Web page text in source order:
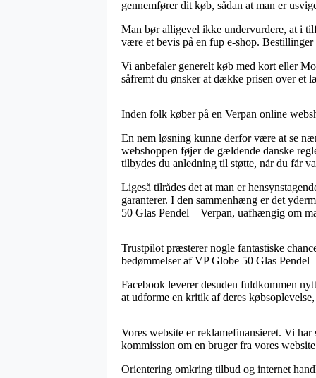
gennemfører dit køb, sådan at man er
Man bør alligevel ikke undervurdere, at i
være et bevis på en fup e-shop.
Vi anbefaler generelt køb med kort eller
såfremt du ønsker at dække prisen over et
Inden folk køber på en Verpan online
En nem løsning kunne derfor være at se
webshoppen føjer de gældende danske
tilbydes du anledning til støtte, når du får
Ligeså tilrådes det at man er
garanterer. I den sammenhæng er det
50 Glas Pendel – Verpan, uafhængig om
Trustpilot præsterer nogle fantastiske
bedømmelser af VP Globe 50 Glas Pendel
Facebook leverer desuden fuldkommen
at udforme en kritik af deres
Vores website er reklamefinansieret. Vi
kommission om en bruger fra vores
Orientering omkring tilbud og internet